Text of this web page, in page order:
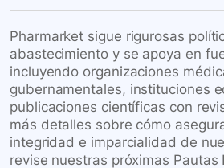
Pharmarket sigue rigurosas
abastecimiento y se apoya en
incluyendo organizaciones
gubernamentales, instituciones
publicaciones científicas con
más detalles sobre cómo
integridad e imparcialidad de
revise nuestras próximas Pautas